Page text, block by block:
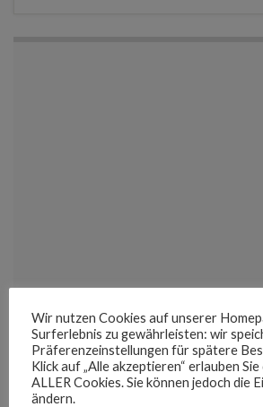
Wir nutzen Cookies auf unserer
Surferlebnis zu gewährleisten: wir
Präferenzeinstellungen für spätere
Klick auf „Alle akzeptieren“ erlauben
ALLER Cookies. Sie können jedoch die
ändern.